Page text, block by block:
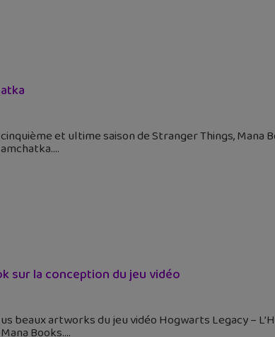
et ultime saison de Stranger Things, Mana
sur la conception du jeu vidéo
beaux artworks du jeu vidéo Hogwarts Legacy –
Books.